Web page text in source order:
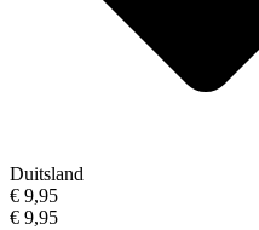
Duitsland
€ 9,95
€ 9,95